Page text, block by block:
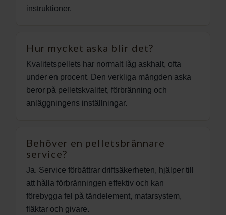
instruktioner.
Hur mycket aska blir det?
Kvalitetspellets har normalt låg askhalt, ofta
under en procent. Den verkliga mängden aska
beror på pelletskvalitet, förbränning och
anläggningens inställningar.
Behöver en pelletsbrännare
service?
Ja. Service förbättrar driftsäkerheten, hjälper till
att hålla förbränningen effektiv och kan
förebygga fel på tändelement, matarsystem,
fläktar och givare.